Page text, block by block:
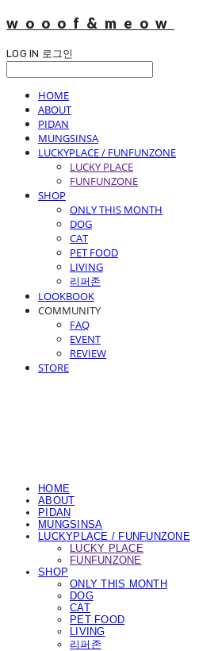
wooof&meow
LOG IN 로그인
HOME
ABOUT
PIDAN
MUNGSINSA
LUCKYPLACE / FUNFUNZONE
LUCKY PLACE
FUNFUNZONE
SHOP
ONLY THIS MONTH
DOG
CAT
PET FOOD
LIVING
리퍼존
LOOKBOOK
COMMUNITY
FAQ
EVENT
REVIEW
STORE
HOME
ABOUT
PIDAN
MUNGSINSA
LUCKYPLACE / FUNFUNZONE
LUCKY PLACE
FUNFUNZONE
SHOP
ONLY THIS MONTH
DOG
CAT
PET FOOD
LIVING
리퍼존